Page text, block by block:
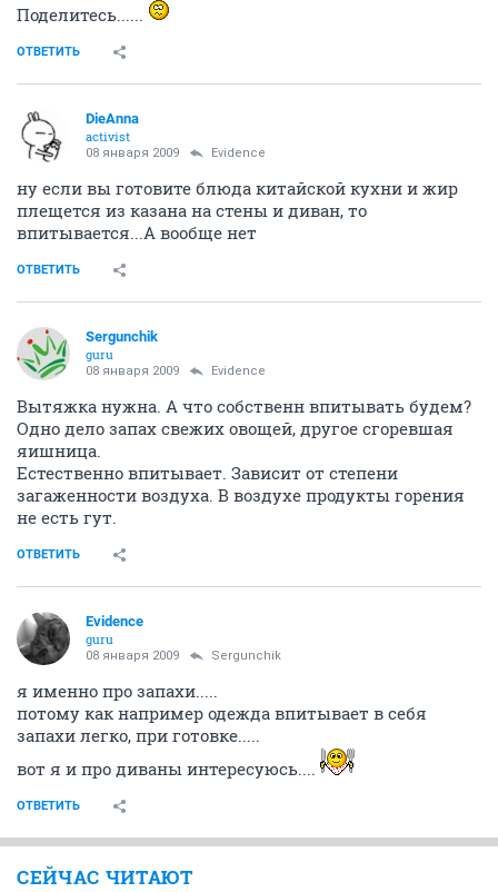
Поделитесь......
ОТВЕТИТЬ
DieAnna
activist
08 января 2009 Evidence
ну если вы готовите блюда китайской кухни и жир
плещется из казана на стены и диван, то
впитывается...А вообще нет
ОТВЕТИТЬ
Sergunchik
guru
08 января 2009 Evidence
Вытяжка нужна. А что собственн впитывать будем?
Одно дело запах свежих овощей, другое сгоревшая
яишница.
Естественно впитывает. Зависит от степени
загаженности воздуха. В воздухе продукты горения
не есть гут.
ОТВЕТИТЬ
Evidence
guru
08 января 2009 Sergunchik
я именно про запахи.....
потому как например одежда впитывает в себя
запахи легко, при готовке.....
вот я и про диваны интересуюсь....
ОТВЕТИТЬ
СЕЙЧАС ЧИТАЮТ